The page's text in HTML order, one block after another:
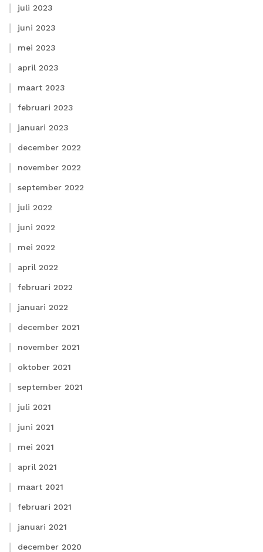
juli 2023
juni 2023
mei 2023
april 2023
maart 2023
februari 2023
januari 2023
december 2022
november 2022
september 2022
juli 2022
juni 2022
mei 2022
april 2022
februari 2022
januari 2022
december 2021
november 2021
oktober 2021
september 2021
juli 2021
juni 2021
mei 2021
april 2021
maart 2021
februari 2021
januari 2021
december 2020